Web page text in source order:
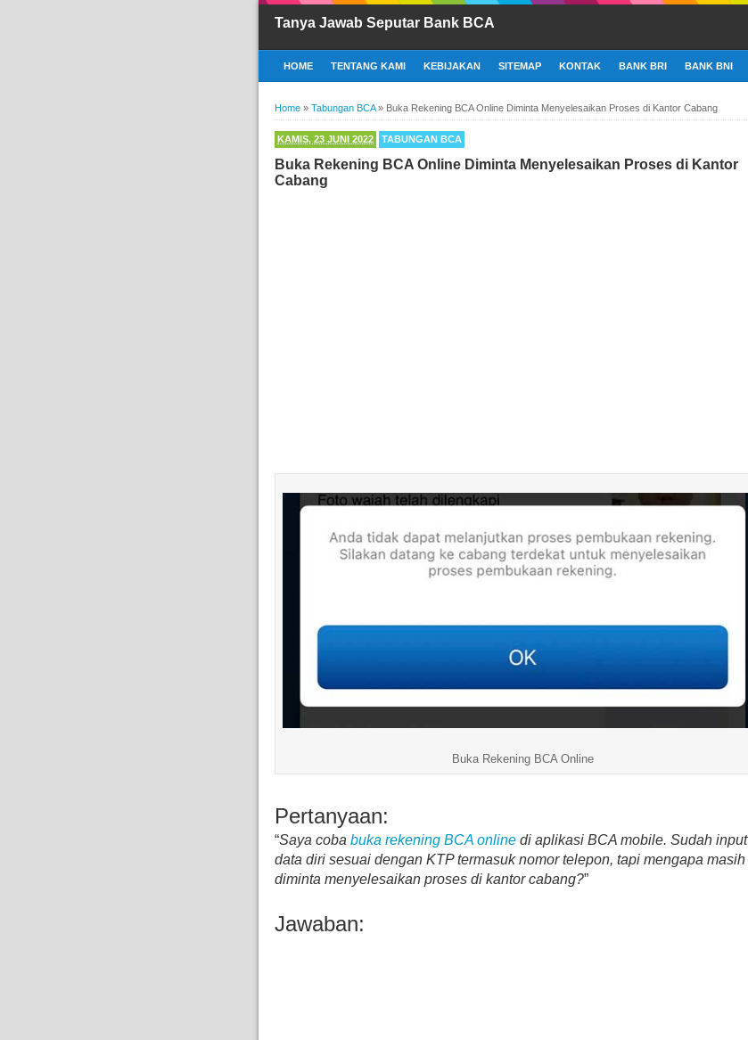
Tanya Jawab Seputar Bank BCA
HOME TENTANG KAMI KEBIJAKAN SITEMAP KONTAK BANK BRI BANK BNI
Home » Tabungan BCA» Buka Rekening BCA Online Diminta Menyelesaikan Proses di Kantor Cabang
KAMIS, 23 JUNI 2022 TABUNGAN BCA
Buka Rekening BCA Online Diminta Menyelesaikan Proses di Kantor
Cabang
Buka Rekening BCA Online
Pertanyaan:
“Saya coba buka rekening BCA online di aplikasi BCA mobile. Sudah input
data diri sesuai dengan KTP termasuk nomor telepon, tapi mengapa masih
diminta menyelesaikan proses di kantor cabang?”
Jawaban: